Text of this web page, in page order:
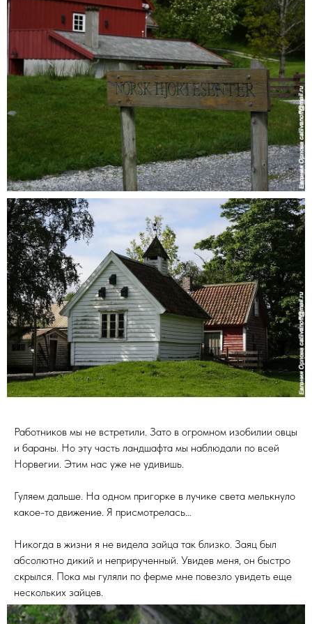
Работников мы не встретили. Зато в огромном изобилии овцы
и бараны. Но эту часть ландшафта мы наблюдали по всей
Норвегии. Этим нас уже не удивишь.
Гуляем дальше. На одном пригорке в лучике света мелькнуло
какое-то движение. Я присмотрелась…
Никогда в жизни я не видела зайца так близко. Заяц был
абсолютно дикий и неприрученный. Увидев меня, он быстро
скрылся. Пока мы гуляли по ферме мне повезло увидеть еще
нескольких зайцев.